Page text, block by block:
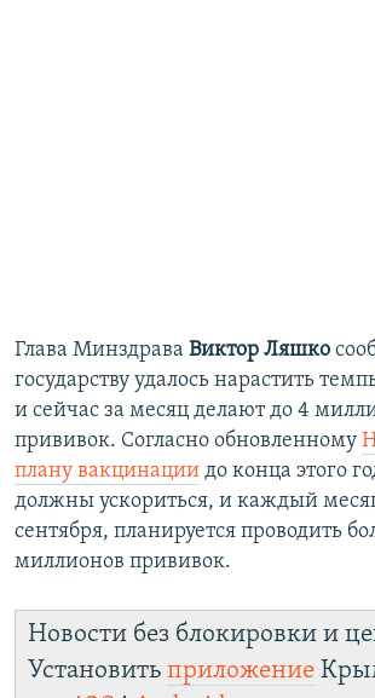
Глава Минздрава Виктор Ляшко
государству удалось нарастить
и сейчас за месяц делают до 4
прививок. Согласно обновленному
плану вакцинации до конца этого
должны ускориться, и каждый
сентября, планируется проводить
миллионов прививок.
Новости без блокировки и
Установить приложение